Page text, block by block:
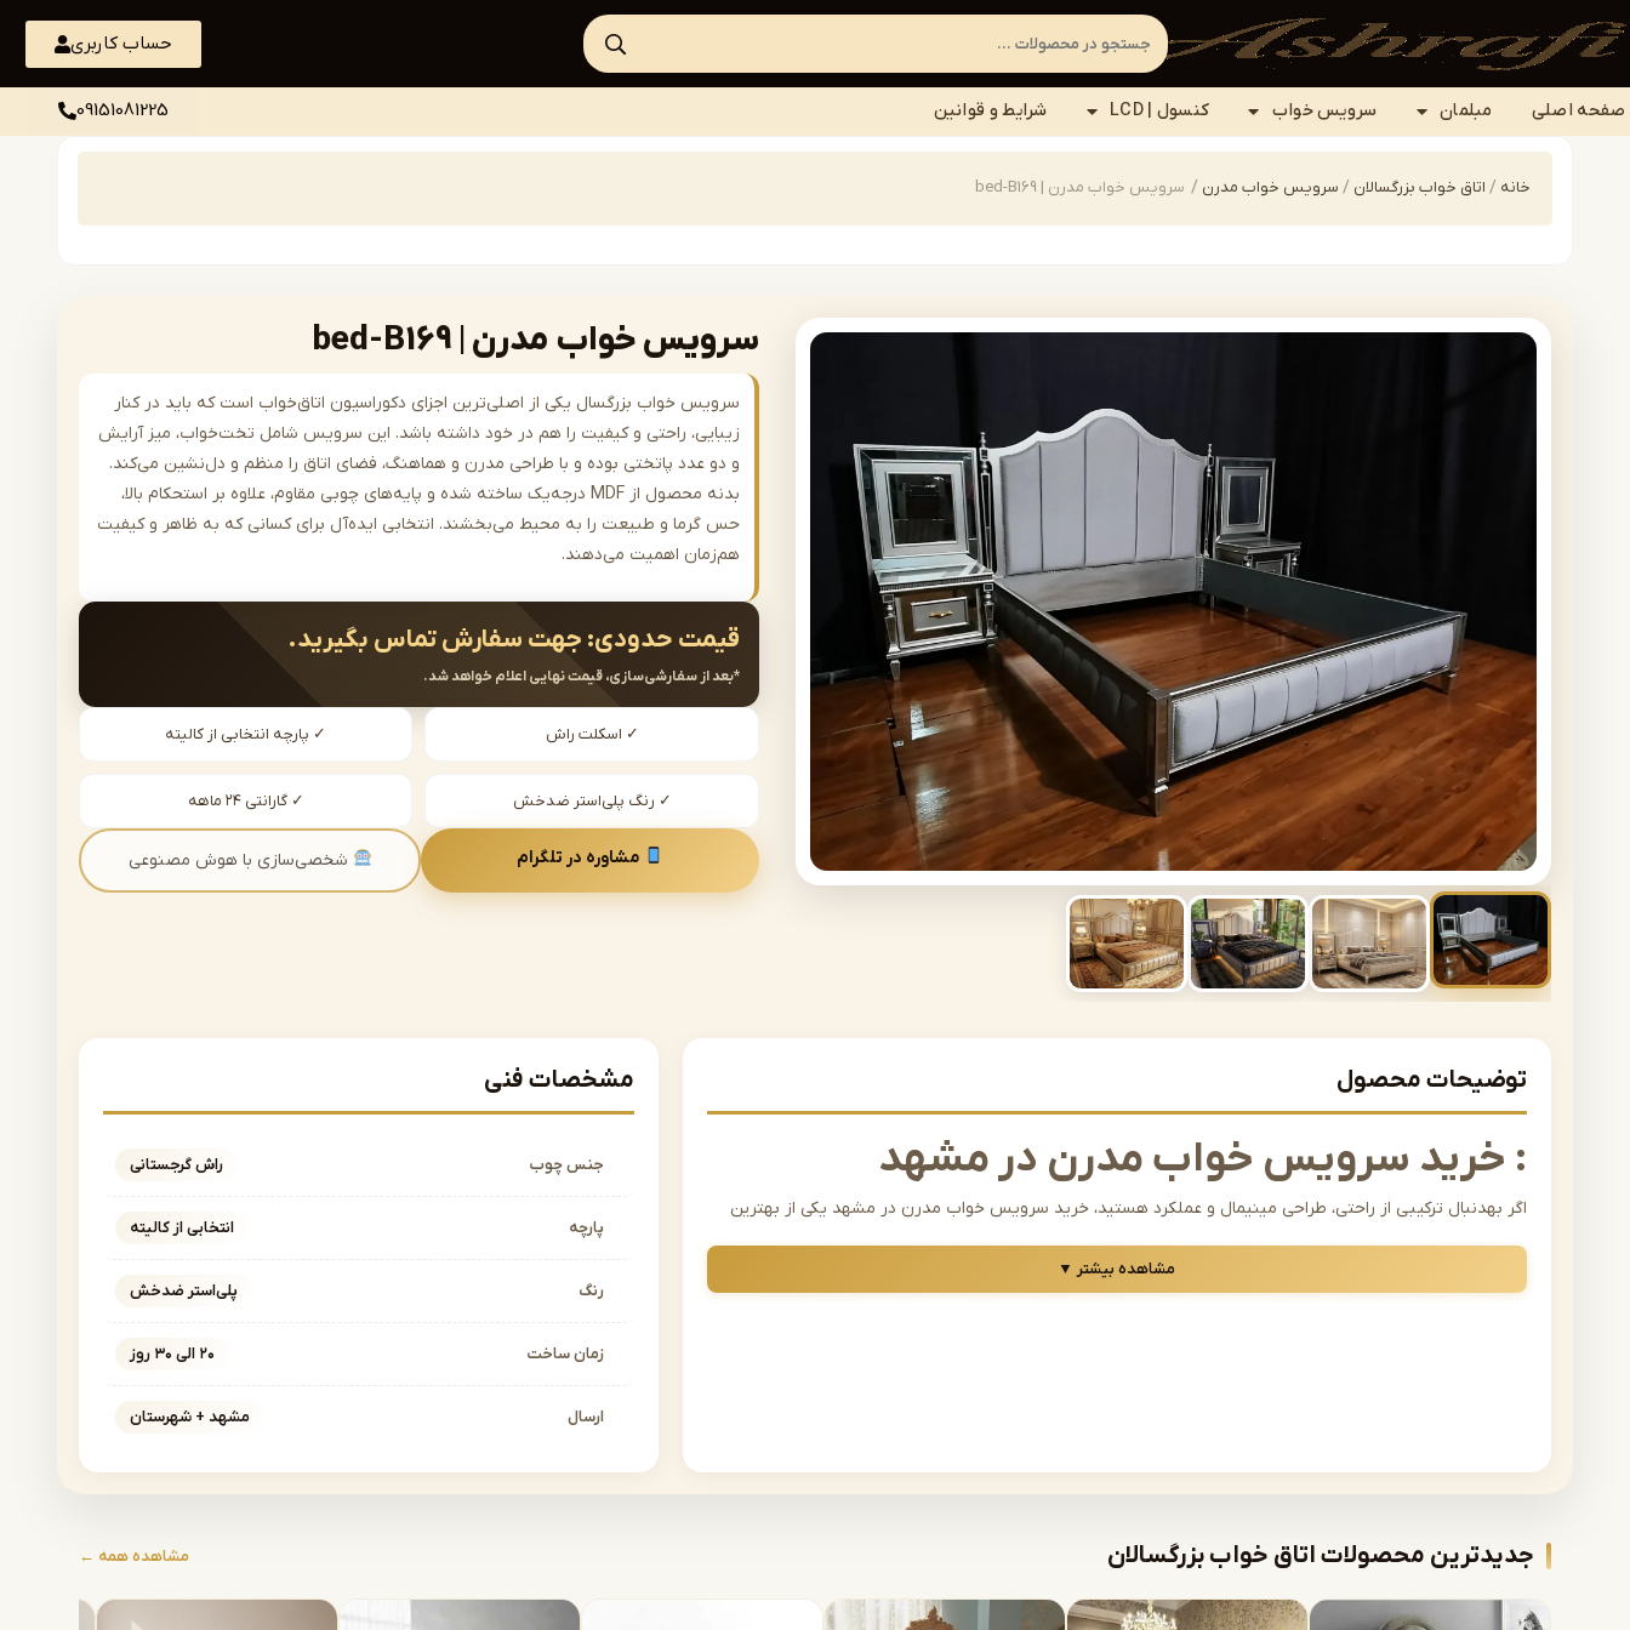
حساب کاربری
صفحه اصلی مبلمان سرویس خواب کنسول | LCD شرایط و قوانین 09151081225
خانه / اتاق خواب بزرگسالان / سرویس خواب مدرن / سرویس خواب مدرن | bed-B169
سرویس خواب مدرن | bed-B169
سرویس خواب بزرگسال یکی از اصلی‌ترین اجزای دکوراسیون اتاق‌خواب است که باید در کنار
زیبایی، راحتی و کیفیت را هم در خود داشته باشد. این سرویس شامل تخت‌خواب، میز آرایش
و دو عدد پاتختی بوده و با طراحی مدرن و هماهنگ، فضای اتاق را منظم و دل‌نشین می‌کند.
بدنه محصول از MDF درجه‌یک ساخته شده و پایه‌های چوبی مقاوم، علاوه بر استحکام بالا،
حس گرما و طبیعت را به محیط می‌بخشند. انتخابی ایده‌آل برای کسانی که به ظاهر و کیفیت
هم‌زمان اهمیت می‌دهند.
قیمت حدودی: جهت سفارش تماس بگیرید.
*بعد از سفارشی‌سازی، قیمت نهایی اعلام خواهد شد.
✓ اسکلت راش ✓ پارچه انتخابی از کالیته
✓ رنگ پلی‌استر ضدخش ✓ گارانتی ۲۴ ماهه
مشاوره در تلگرام شخصی‌سازی با هوش مصنوعی
توضیحات محصول
: خرید سرویس خواب مدرن در مشهد
اگر بهدنبال ترکیبی از راحتی، طراحی مینیمال و عملکرد هستید، خرید سرویس خواب مدرن در مشهد یکی از بهترین
انتخابهایی است که میتوانید برای اتاق خواب خود داشته باشید. سبک مدرن در طراحی سرویس خواب، علاوه بر زیبایی،
به کاربردی بودن و سادگی نیز اهمیت میدهد؛ به همین دلیل این سبک از سرویس خواب، در میان جوانان و
بسیار مناسب است.
استفاده از رنگهای ملایم و هماهنگ
مشاهده بیشتر ▼
مشخصات فنی
جنس چوب راش گرجستانی
پارچه انتخابی از کالیته
رنگ پلی‌استر ضدخش
زمان ساخت ۲۰ الی ۳۰ روز
ارسال مشهد + شهرستان
جدیدترین محصولات اتاق خواب بزرگسالان مشاهده همه ←